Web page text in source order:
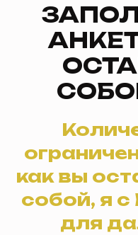
как вы
собой, я
для